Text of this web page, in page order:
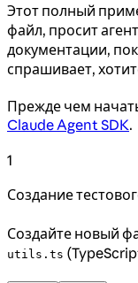
Этот полный
файл, просит
документации,
спрашивает,
Прежде чем
Claude Agent SDK.
1
Создание
Создайте новый
utils.ts